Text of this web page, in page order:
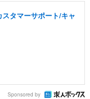
スタマーサポート/キャ
Sponsored by